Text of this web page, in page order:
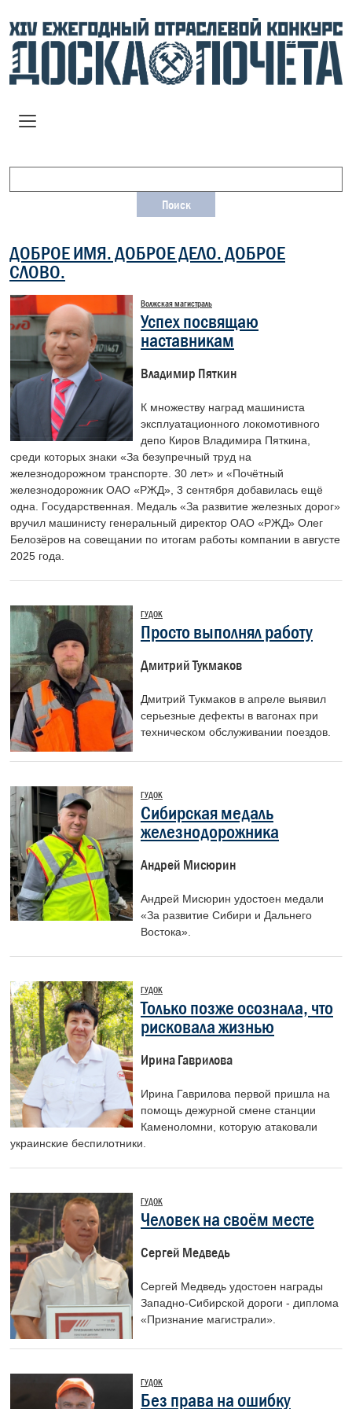
ДОБРОЕ ИМЯ. ДОБРОЕ ДЕЛО. ДОБРОЕ
СЛОВО.
Волжская магистраль
Успех посвящаю
наставникам
Владимир Пяткин
К множеству наград машиниста
эксплуатационного локомотивного
депо Киров Владимира Пяткина,
среди которых знаки «За безупречный труд на
железнодорожном транспорте. 30 лет» и «Почётный
железнодорожник ОАО «РЖД», 3 сентября добавилась ещё
одна. Государственная. Медаль «За развитие железных дорог»
вручил машинисту генеральный директор ОАО «РЖД» Олег
Белозёров на совещании по итогам работы компании в августе
2025 года.
ГУДОК
Просто выполнял работу
Дмитрий Тукмаков
Дмитрий Тукмаков в апреле выявил
серьезные дефекты в вагонах при
техническом обслуживании поездов.
ГУДОК
Сибирская медаль
железнодорожника
Андрей Мисюрин
Андрей Мисюрин удостоен медали
«За развитие Сибири и Дальнего
Востока».
ГУДОК
Только позже осознала, что
рисковала жизнью
Ирина Гаврилова
Ирина Гаврилова первой пришла на
помощь дежурной смене станции
Каменоломни, которую атаковали
украинские беспилотники.
ГУДОК
Человек на своём месте
Сергей Медведь
Сергей Медведь удостоен награды
Западно-­Сибирской дороги - диплома
«Признание магистрали».
ГУДОК
Без права на ошибку